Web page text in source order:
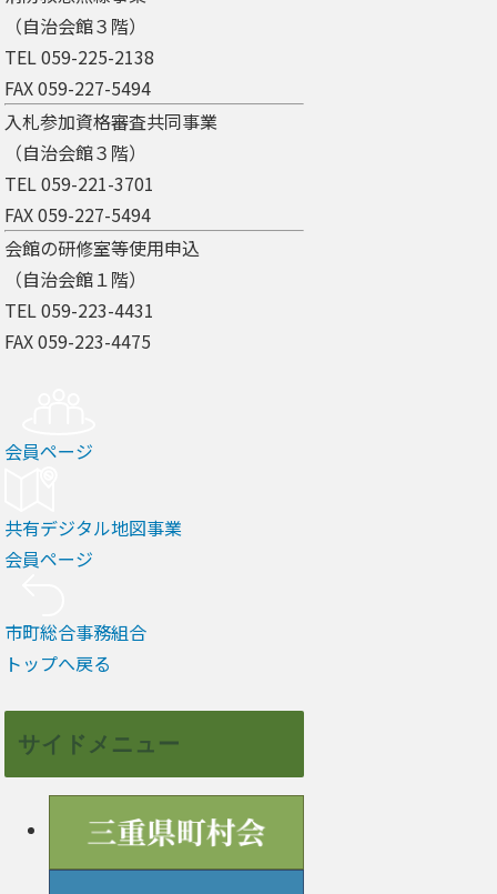
（自治会館３階）
TEL 059-225-2138
FAX 059-227-5494
入札参加資格審査共同事業
（自治会館３階）
TEL 059-221-3701
FAX 059-227-5494
会館の研修室等使用申込
（自治会館１階）
TEL 059-223-4431
FAX 059-223-4475
会員ページ
共有デジタル地図事業
会員ページ
市町総合事務組合
トップへ戻る
サイドメニュー